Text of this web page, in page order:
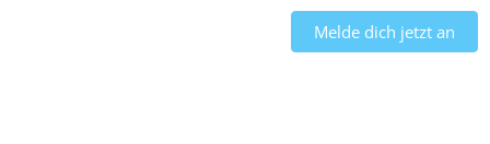
Melde dich jetzt an